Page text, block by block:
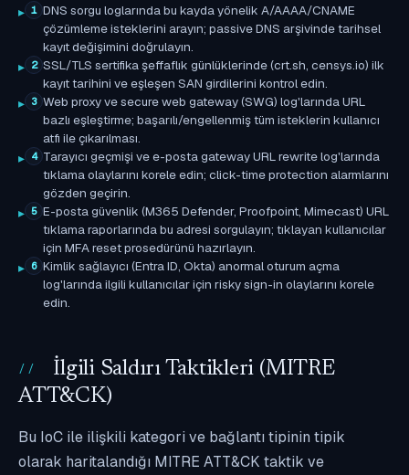
1 DNS sorgu loglarında bu kayda yönelik A/AAAA/CNAME
çözümleme isteklerini arayın; passive DNS arşivinde tarihsel
kayıt değişimini doğrulayın.
2 SSL/TLS sertifika şeffaflık günlüklerinde (crt.sh, censys.io) ilk
kayıt tarihini ve eşleşen SAN girdilerini kontrol edin.
3 Web proxy ve secure web gateway (SWG) log'larında URL
bazlı eşleştirme; başarılı/engellenmiş tüm isteklerin kullanıcı
atfı ile çıkarılması.
4 Tarayıcı geçmişi ve e-posta gateway URL rewrite log'larında
tıklama olaylarını korele edin; click-time protection alarmlarını
gözden geçirin.
5 E-posta güvenlik (M365 Defender, Proofpoint, Mimecast) URL
tıklama raporlarında bu adresi sorgulayın; tıklayan kullanıcılar
için MFA reset prosedürünü hazırlayın.
6 Kimlik sağlayıcı (Entra ID, Okta) anormal oturum açma
log'larında ilgili kullanıcılar için risky sign-in olaylarını korele
edin.
İlgili Saldırı Taktikleri (MITRE
ATT&CK)
Bu IoC ile ilişkili kategori ve bağlantı tipinin tipik
olarak haritalandığı MITRE ATT&CK taktik ve